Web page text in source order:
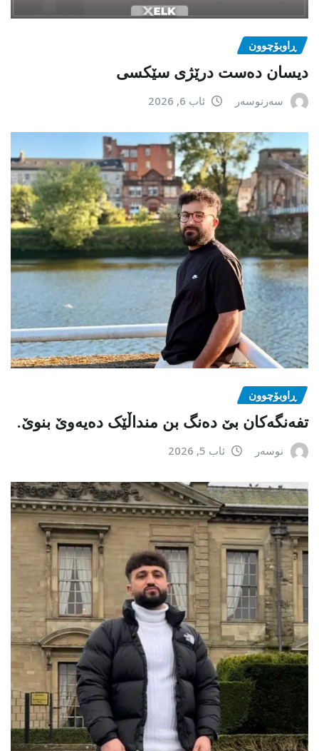
ڕاوبۆچوون
دیسان دەست درێژی سێکسی
سەرنوسەر ئاب 6, 2026
ڕاوبۆچوون
تفەنگەکان بێ دەنگ بن منداڵێک دەیەوێ بنوێ.
نوسەر ئاب 5, 2026